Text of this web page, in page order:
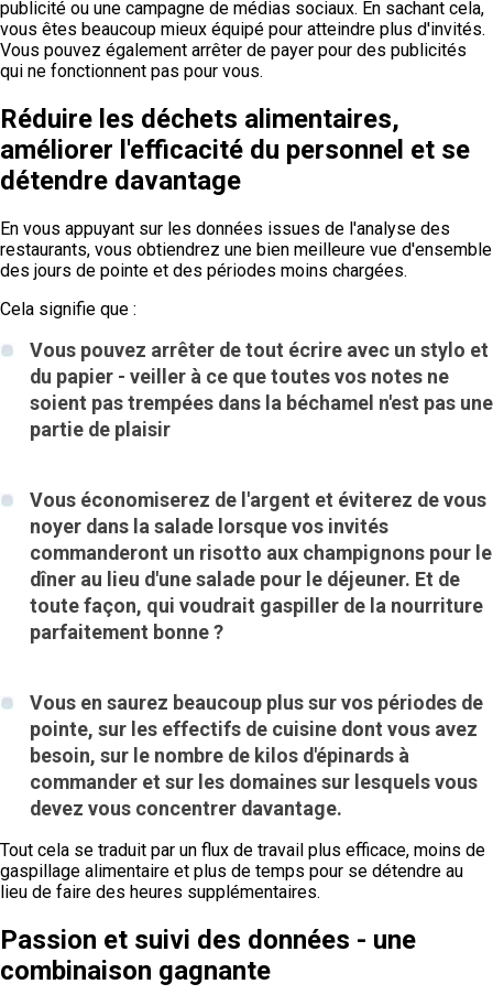
publicité ou une campagne de médias sociaux. En sachant cela,
vous êtes beaucoup mieux équipé pour atteindre plus d'invités.
Vous pouvez également arrêter de payer pour des publicités
qui ne fonctionnent pas pour vous.
Réduire les déchets alimentaires,
améliorer l'efficacité du personnel et se
détendre davantage
En vous appuyant sur les données issues de l'analyse des
restaurants, vous obtiendrez une bien meilleure vue d'ensemble
des jours de pointe et des périodes moins chargées.
Cela signifie que :
Vous pouvez arrêter de tout écrire avec un stylo et
du papier - veiller à ce que toutes vos notes ne
soient pas trempées dans la béchamel n'est pas une
partie de plaisir
Vous économiserez de l'argent et éviterez de vous
noyer dans la salade lorsque vos invités
commanderont un risotto aux champignons pour le
dîner au lieu d'une salade pour le déjeuner. Et de
toute façon, qui voudrait gaspiller de la nourriture
parfaitement bonne ?
Vous en saurez beaucoup plus sur vos périodes de
pointe, sur les effectifs de cuisine dont vous avez
besoin, sur le nombre de kilos d'épinards à
commander et sur les domaines sur lesquels vous
devez vous concentrer davantage.
Tout cela se traduit par un flux de travail plus efficace, moins de
gaspillage alimentaire et plus de temps pour se détendre au
lieu de faire des heures supplémentaires.
Passion et suivi des données - une
combinaison gagnante